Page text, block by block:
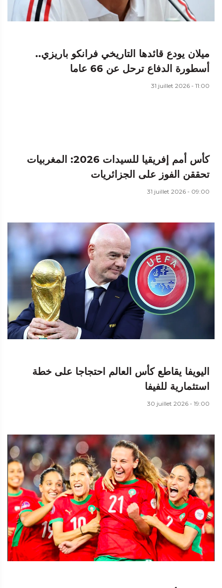
ميلان يودع قائدها التاريخي فرانكو باريزي..
أسطورة الدفاع ترحل عن 66 عاما
31 juillet 2026 - 11:00
كأس أمم إفريقيا للسيدات 2026: المغربيات
تحققن الفوز على الجزائريات
31 juillet 2026 - 09:00
اليويفا يقاطع كأس العالم احتجاجا على خطة
استثمارية للفيفا
30 juillet 2026 - 19:00